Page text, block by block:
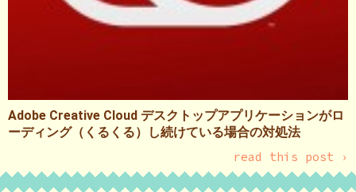
Adobe Creative Cloud デスクトップアプリケーションがロ
ーディング（くるくる）し続けている場合の対処法
read this post ›